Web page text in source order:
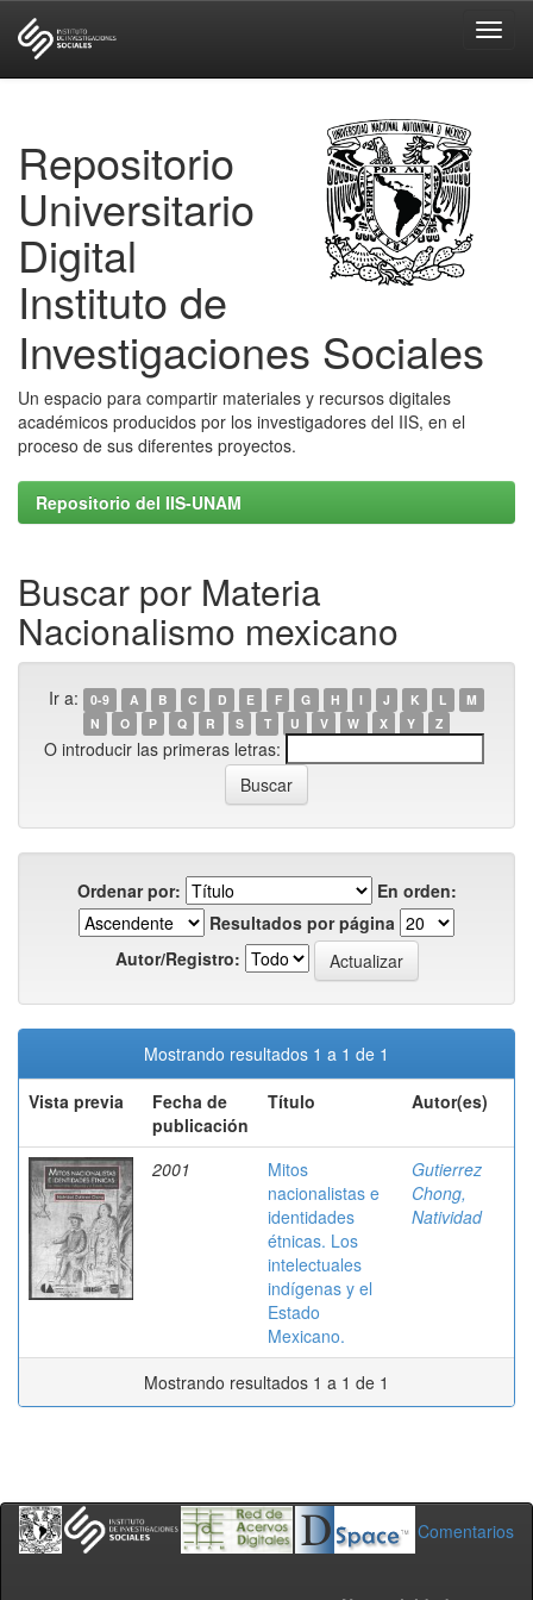
Repositorio
Universitario
Digital
Instituto de
Investigaciones Sociales
Un espacio para compartir materiales y recursos digitales
académicos producidos por los investigadores del IIS, en el
proceso de sus diferentes proyectos.
Repositorio del IIS-UNAM
Buscar por Materia
Nacionalismo mexicano
Ir a: 0-9 A B C D E F G H I J K L
M
N
O P Q R S T U V W X Y Z
O introducir las primeras letras:
Ordenar por:
En orden:
Resultados por página
Autor/Registro:
Mostrando resultados 1 a 1 de 1
Vista previa
Fecha de
publicación
Título Autor(es)
2001
Mitos
nacionalistas e
identidades
étnicas. Los
intelectuales
indígenas y el
Estado
Mexicano.
Gutierrez
Chong,
Natividad
Mostrando resultados 1 a 1 de 1
Comentarios